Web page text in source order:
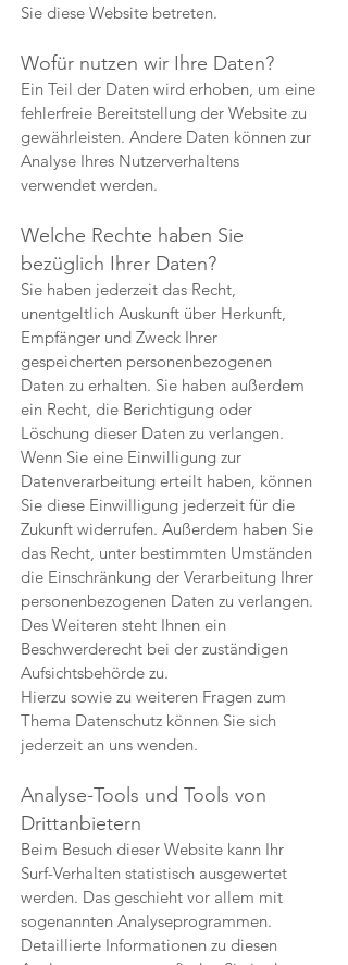
Sie diese Website betreten.
Wofür nutzen wir Ihre Daten?
Ein Teil der Daten wird erhoben, um eine
fehlerfreie Bereitstellung der Website zu
gewährleisten. Andere Daten können zur
Analyse Ihres Nutzerverhaltens
verwendet werden.
Welche Rechte haben Sie
bezüglich Ihrer Daten?
Sie haben jederzeit das Recht,
unentgeltlich Auskunft über Herkunft,
Empfänger und Zweck Ihrer
gespeicherten personenbezogenen
Daten zu erhalten. Sie haben außerdem
ein Recht, die Berichtigung oder
Löschung dieser Daten zu verlangen.
Wenn Sie eine Einwilligung zur
Datenverarbeitung erteilt haben, können
Sie diese Einwilligung jederzeit für die
Zukunft widerrufen. Außerdem haben Sie
das Recht, unter bestimmten Umständen
die Einschränkung der Verarbeitung Ihrer
personenbezogenen Daten zu verlangen.
Des Weiteren steht Ihnen ein
Beschwerderecht bei der zuständigen
Aufsichtsbehörde zu.
Hierzu sowie zu weiteren Fragen zum
Thema Datenschutz können Sie sich
jederzeit an uns wenden.
Analyse-Tools und Tools von
Dritt­anbietern
Beim Besuch dieser Website kann Ihr
Surf-Verhalten statistisch ausgewertet
werden. Das geschieht vor allem mit
sogenannten Analyseprogrammen.
Detaillierte Informationen zu diesen